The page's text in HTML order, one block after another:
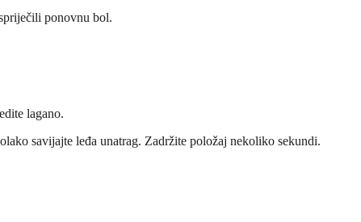
ponovnu bol.
lagano.
savijajte leđa unatrag. Zadržite položaj nekoliko sekundi.